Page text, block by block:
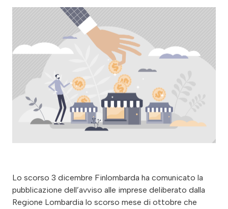
Lo scorso 3 dicembre Finlombarda ha comunicato la
pubblicazione dell’avviso alle imprese deliberato dalla
Regione Lombardia lo scorso mese di ottobre che